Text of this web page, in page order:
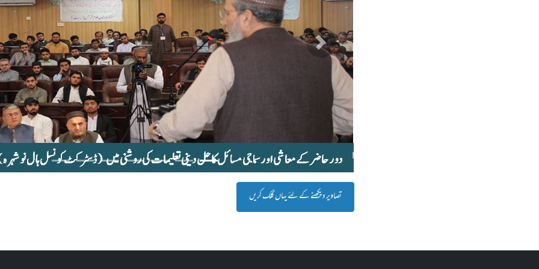
پچھلا
تصاویر دیکھنے کے لئے یہاں کلک کریں